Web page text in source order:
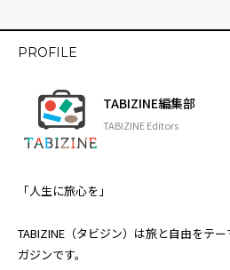
PROFILE
TABIZINE編集部
TABIZINE Editors
「人生に旅心を」
TABIZINE（タビジン）は旅と自由をテ
ガジンです。